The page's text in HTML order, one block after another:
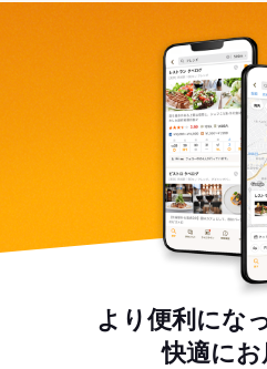
より便利にな
快適にお